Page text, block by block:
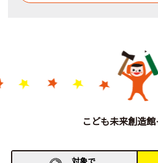
こども未来創造